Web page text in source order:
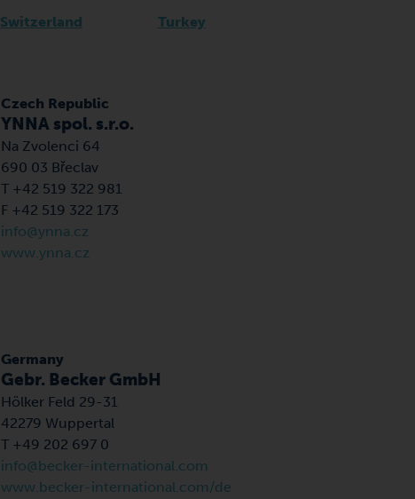
Switzerland Turkey
Czech Republic
YNNA spol. s.r.o.
Na Zvolenci 64
690 03 Břeclav
T +42 519 322 981
F +42 519 322 173
info@ynna.cz
www.ynna.cz
Germany
Gebr. Becker GmbH
Hölker Feld 29-31
42279 Wuppertal
T +49 202 697 0
info@becker-international.com
www.becker-international.com/de